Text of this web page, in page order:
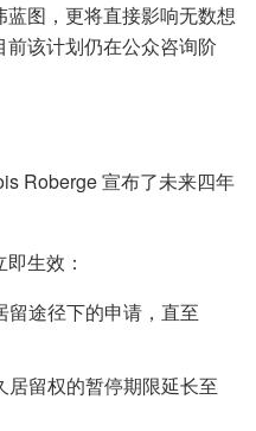
图，更将直接影响无数想
该计划仍在公众咨询阶
Roberge 宣布了未来四年
生效：
留途径下的申请，直至
留权的暂停期限延长至